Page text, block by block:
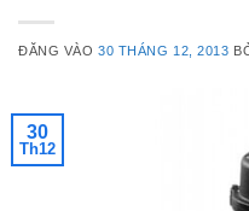
ĐĂNG VÀO30 THÁNG 12, 2013
30
Th12